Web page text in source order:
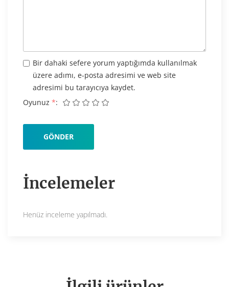
İncelemeler
Henüz inceleme yapılmadı.
Oyunuz *
Bir dahaki sefere yorum yaptığımda kullanılmak
üzere adımı, e-posta adresimi ve web site
adresimi bu tarayıcıya kaydet.